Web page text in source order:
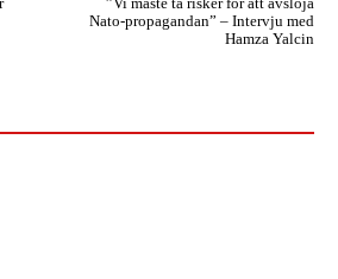
Nato-propagandan” – Intervju med
Hamza Yalcin